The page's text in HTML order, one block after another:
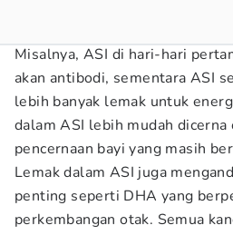
Misalnya, ASI di hari-hari
akan antibodi, sementara ASI
lebih banyak lemak untuk
dalam ASI lebih mudah
pencernaan bayi yang masih
Lemak dalam ASI juga
penting seperti DHA yang
perkembangan otak. Semua